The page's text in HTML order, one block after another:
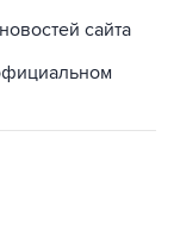
сайта